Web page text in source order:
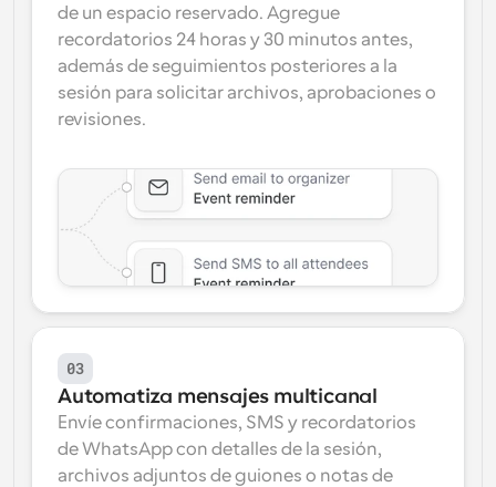
de un espacio reservado. Agregue
recordatorios 24 horas y 30 minutos antes,
además de seguimientos posteriores a la
sesión para solicitar archivos, aprobaciones o
revisiones.
03
Automatiza mensajes multicanal
Envíe confirmaciones, SMS y recordatorios
de WhatsApp con detalles de la sesión,
archivos adjuntos de guiones o notas de